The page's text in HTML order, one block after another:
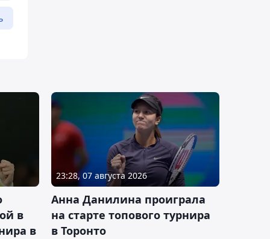
в
в
23:28, 07 августа 2026
Анна Данилина проиграла
на старте топового турнира
в Торонто